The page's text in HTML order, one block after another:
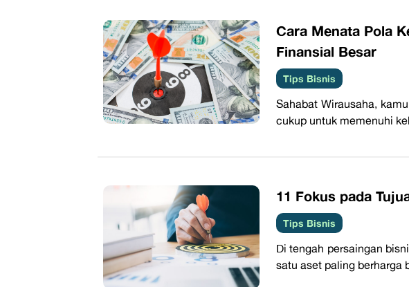
Cara Menata Pola
Finansial Besar
Tips Bisnis
Sahabat Wirausaha,
cukup untuk memenuhi
11 Fokus pada
Tips Bisnis
Di tengah persaingan
satu aset paling berharga